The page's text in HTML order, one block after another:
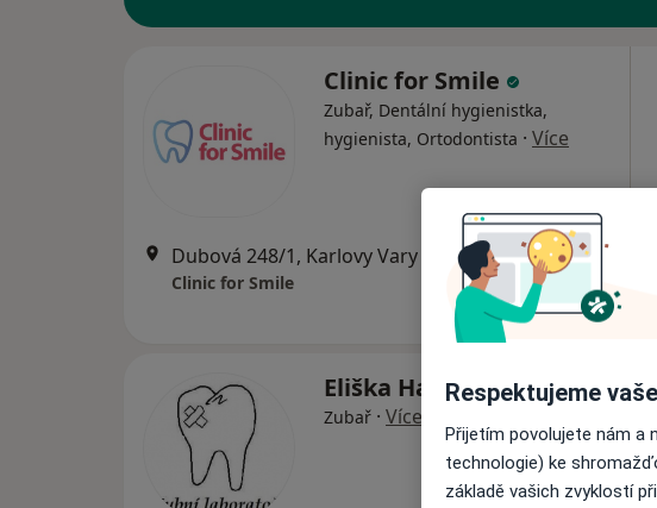
Clinic for Smile
Zubař, Dentální hygienistka,
hygienista, Ortodontista · Více
Dubová 248/1, Karlovy Vary Mapa
Clinic for Smile
Eliška Hanzalová
Zubař · Více
Respektujeme
Přijetím povolujete nám a
technologie) ke
základě vašich zvyklostí